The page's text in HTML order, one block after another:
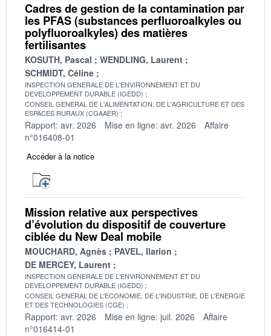
Cadres de gestion de la contamination par
les PFAS (substances perfluoroalkyles ou
polyfluoroalkyles) des matières
fertilisantes
KOSUTH, Pascal
WENDLING, Laurent
SCHMIDT, Céline
INSPECTION GENERALE DE L'ENVIRONNEMENT ET DU
DEVELOPPEMENT DURABLE (IGEDD)
CONSEIL GENERAL DE L'ALIMENTATION, DE L'AGRICULTURE ET DES
ESPACES RURAUX (CGAAER)
Rapport: avr. 2026 Mise en ligne: avr. 2026
Affaire
n°016408-01
Accéder à la notice
Mission relative aux perspectives
d’évolution du dispositif de couverture
ciblée du New Deal mobile
MOUCHARD, Agnès
PAVEL, Ilarion
DE MERCEY, Laurent
INSPECTION GENERALE DE L'ENVIRONNEMENT ET DU
DEVELOPPEMENT DURABLE (IGEDD)
CONSEIL GENERAL DE L'ECONOMIE, DE L'INDUSTRIE, DE L'ENERGIE
ET DES TECHNOLOGIES (CGE)
Rapport: avr. 2026 Mise en ligne: juil. 2026
Affaire
n°016414-01